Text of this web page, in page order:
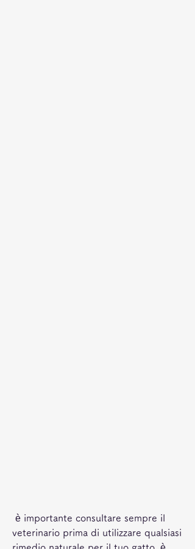
veterinario prima di utilizzare qualsiasi
rimedio naturale per il tuo gatto, è